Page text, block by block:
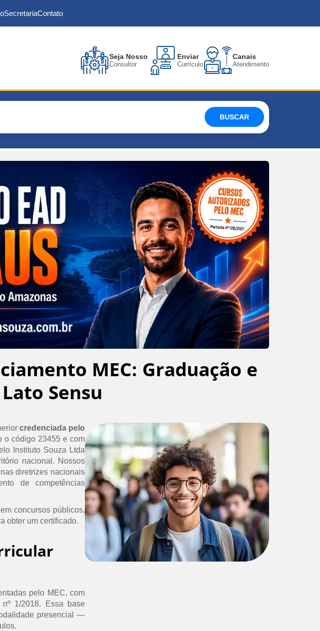
SecretariaContato
Seja Nosso
Consultor
Enviar
Currículo
Canais
Atendimento
BUSCAR
MEC: Graduação e
Sensu
credenciada pelo
o código 23455 e com
Instituto Souza Ltda
nacional. Nossos
diretrizes nacionais
de competências
concursos públicos,
obter um certificado.
pelo MEC, com
1/2018. Essa base
presencial —